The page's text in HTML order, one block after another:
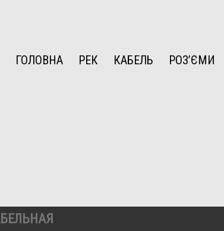
ГОЛОВНА РЕК КАБЕЛЬ РОЗ’ЄМИ